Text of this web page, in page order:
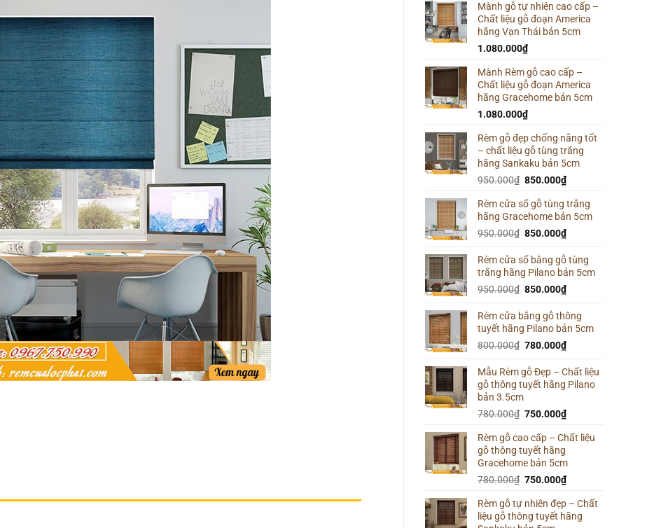
Mành gỗ tự nhiên cao cấp –
Chất liệu gỗ đoạn America
hãng Vạn Thái bản 5cm
1.080.000₫
Mành Rèm gỗ cao cấp –
Chất liệu gỗ đoạn America
hãng Gracehome bản 5cm
1.080.000₫
Rèm gỗ đẹp chống nắng tốt
– chất liệu gỗ tùng trắng
hãng Sankaku bản 5cm
950.000₫ Giá
là:
950.000₫.
850.000₫Giá
tại
là:
850.000₫.
Rèm cửa sổ gỗ tùng trắng
hãng Gracehome bản 5cm
950.000₫ Giá
là:
950.000₫.
850.000₫Giá
tại
là:
850.000₫.
Rèm cửa sổ bằng gỗ tùng
trắng hãng Pilano bản 5cm
950.000₫ Giá
là:
950.000₫.
850.000₫Giá
tại
là:
850.000₫.
Rèm cửa bằng gỗ thông
tuyết hãng Pilano bản 5cm
800.000₫ Giá
là:
800.000₫.
780.000₫Giá
tại
là:
Mẫu Rèm gỗ Đẹp – Chất liệu
gỗ thông tuyết hãng Pilano
bản 3.5cm
780.000₫ Giá
là:
780.000₫.
750.000₫Giá
tại
750.000₫.
Rèm gỗ cao cấp – Chất liệu
gỗ thông tuyết hãng
Gracehome bản 5cm
780.000₫ Giá
là:
780.000₫.
750.000₫Giá
tại
là:
Rèm gỗ tự nhiên đẹp – Chất
liệu gỗ thông tuyết hãng